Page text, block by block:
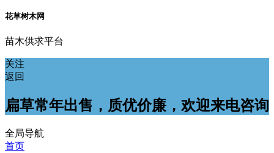
花草树木网
苗木供求平台
关注
返回
扁草常年出售，质优价廉，欢迎来电咨询
全局导航
首页